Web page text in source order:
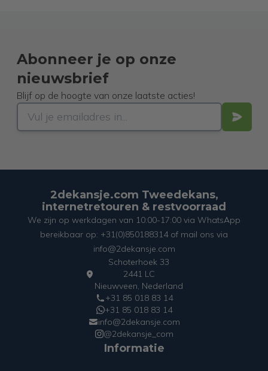
Abonneer je op onze
nieuwsbrief
Blijf op de hoogte van onze laatste acties!
2dekansje.com Tweedekans,
internetretouren & restvoorraad
We zijn op werkdagen van 10:00-17:00 via WhatsApp
bereikbaar op: +31(0)850188314 of mail ons via
info@2dekansje.com
Schoterhoek 33
2441 LC
Nieuwveen, Nederland
+31 85 018 83 14
+31 85 018 83 14
info@2dekansje.com
@2dekansje_com
Informatie